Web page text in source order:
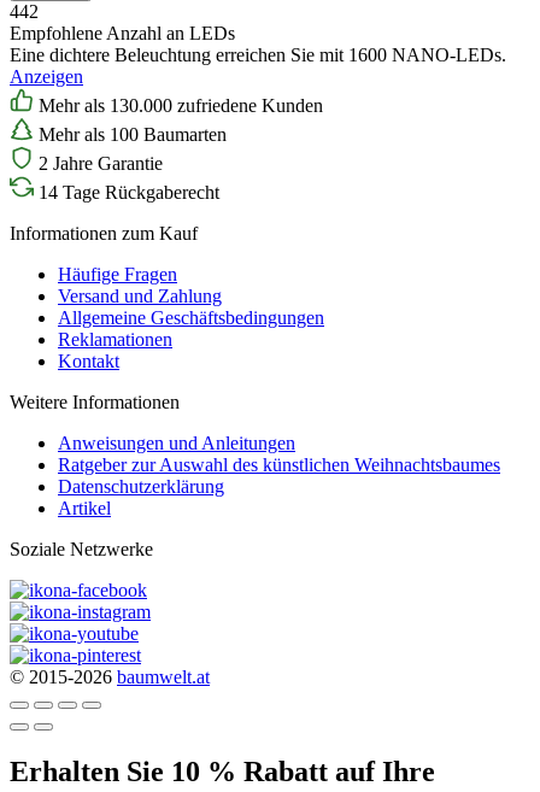
442
Empfohlene Anzahl an LEDs
Eine dichtere Beleuchtung erreichen Sie mit 1600 NANO-LEDs.
Anzeigen
Mehr als 130.000 zufriedene Kunden
Mehr als 100 Baumarten
2 Jahre Garantie
14 Tage Rückgaberecht
Informationen zum Kauf
Häufige Fragen
Versand und Zahlung
Allgemeine Geschäftsbedingungen
Reklamationen
Kontakt
Weitere Informationen
Anweisungen und Anleitungen
Ratgeber zur Auswahl des künstlichen Weihnachtsbaumes
Datenschutzerklärung
Artikel
Soziale Netzwerke
© 2015-2026 baumwelt.at
Erhalten Sie 10 % Rabatt auf Ihre